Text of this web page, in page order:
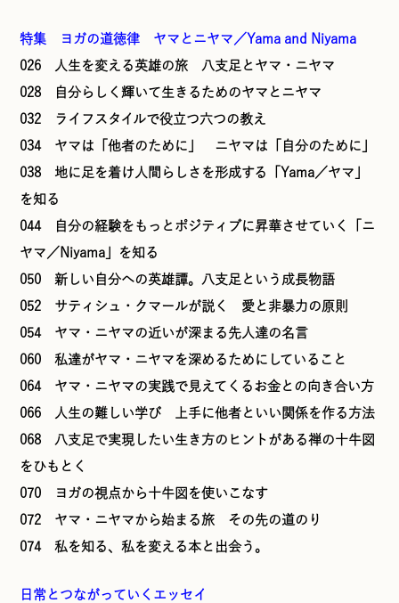
特集 ヨガの道徳律 ヤマとニヤマ／Yama and Niyama
026 人生を変える英雄の旅 八支足とヤマ・ニヤマ
028 自分らしく輝いて生きるためのヤマとニヤマ
032 ライフスタイルで役立つ六つの教え
034 ヤマは「他者のために」 ニヤマは「自分のために」
038 地に足を着け人間らしさを形成する「Yama／ヤマ」
を知る
044 自分の経験をもっとポジティブに昇華させていく「ニ
ヤマ／Niyama」を知る
050 新しい自分への英雄譚。八支足という成長物語
052 サティシュ・クマールが説く 愛と非暴力の原則
054 ヤマ・ニヤマの近いが深まる先人達の名言
060 私達がヤマ・ニヤマを深めるためにしていること
064 ヤマ・ニヤマの実践で見えてくるお金との向き合い方
066 人生の難しい学び 上手に他者といい関係を作る方法
068 八支足で実現したい生き方のヒントがある禅の十牛図
をひもとく
070 ヨガの視点から十牛図を使いこなす
072 ヤマ・ニヤマから始まる旅 その先の道のり
074 私を知る、私を変える本と出会う。
日常とつながっていくエッセイ